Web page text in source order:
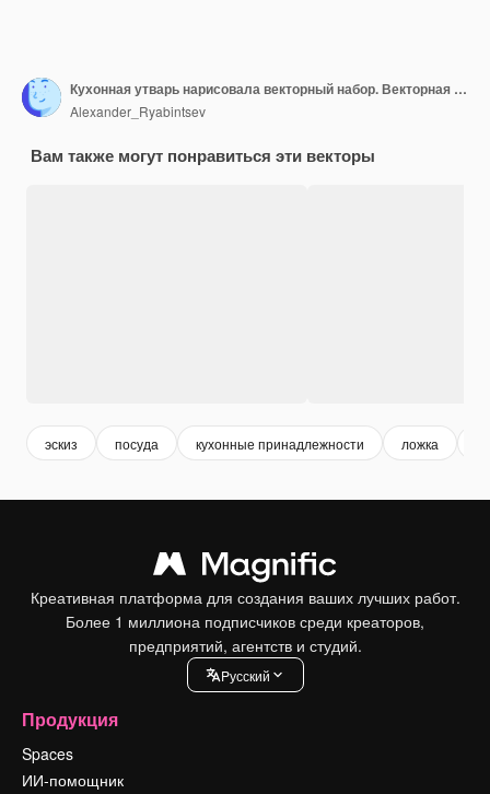
Кухонная утварь нарисовала векторный набор. Векторная иллюстрация кухонной посуды.
Alexander_Ryabintsev
Вам также могут понравиться эти векторы
эскиз посуда кухонные принадлежности ложка
Креативная платформа для создания ваших лучших работ.
Более 1 миллиона подписчиков среди креаторов,
предприятий, агентств и студий.
Pусский
Продукция
Spaces
ИИ-помощник